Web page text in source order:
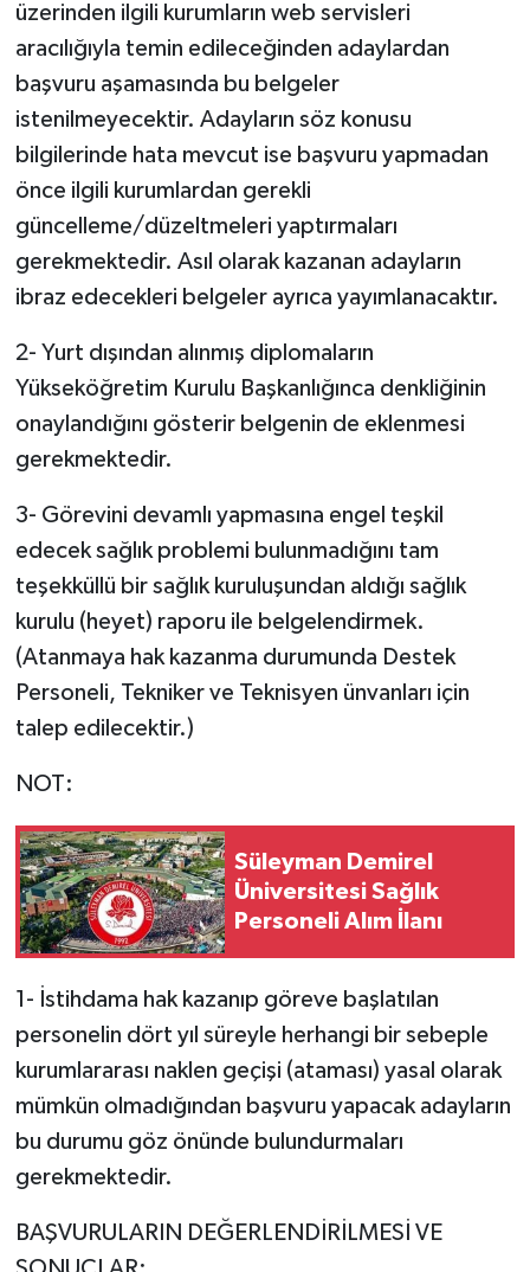
üzerinden ilgili kurumların web servisleri
aracılığıyla temin edileceğinden adaylardan
başvuru aşamasında bu belgeler
istenilmeyecektir. Adayların söz konusu
bilgilerinde hata mevcut ise başvuru yapmadan
önce ilgili kurumlardan gerekli
güncelleme/düzeltmeleri yaptırmaları
gerekmektedir. Asıl olarak kazanan adayların
ibraz edecekleri belgeler ayrıca yayımlanacaktır.
2- Yurt dışından alınmış diplomaların
Yükseköğretim Kurulu Başkanlığınca denkliğinin
onaylandığını gösterir belgenin de eklenmesi
gerekmektedir.
3- Görevini devamlı yapmasına engel teşkil
edecek sağlık problemi bulunmadığını tam
teşekküllü bir sağlık kuruluşundan aldığı sağlık
kurulu (heyet) raporu ile belgelendirmek.
(Atanmaya hak kazanma durumunda Destek
Personeli, Tekniker ve Teknisyen ünvanları için
talep edilecektir.)
NOT:
Süleyman Demirel
Üniversitesi Sağlık
Personeli Alım İlanı
1- İstihdama hak kazanıp göreve başlatılan
personelin dört yıl süreyle herhangi bir sebeple
kurumlararası naklen geçişi (ataması) yasal olarak
mümkün olmadığından başvuru yapacak adayların
bu durumu göz önünde bulundurmaları
gerekmektedir.
BAŞVURULARIN DEĞERLENDİRİLMESİ VE